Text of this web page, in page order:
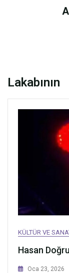
Lakabının
KÜLTÜR VE
Hasan
Oca 23, 2026